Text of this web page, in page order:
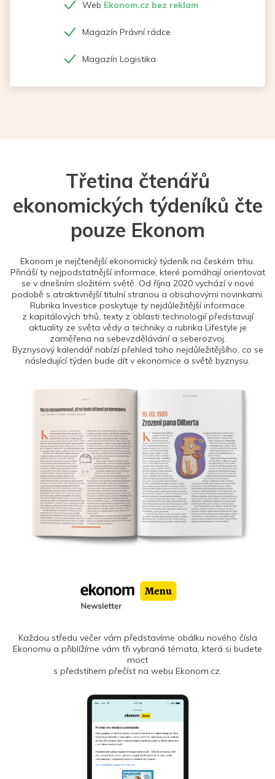
Web Ekonom.cz bez reklam
Magazín Právní rádce
Magazín Logistika
Třetina čtenářů
ekonomických týdeníků čte
pouze Ekonom
Ekonom je nejčtenější ekonomický týdeník na českém trhu.
Přináší ty nejpodstatnější informace, které pomáhají orientovat
se v dnešním složitém světě. Od října 2020 vychází v nové
podobě s atraktivnější titulní stranou a obsahovými novinkami.
Rubrika Investice poskytuje ty nejdůležitější informace
z kapitálových trhů, texty z oblasti technologií představují
aktuality ze světa vědy a techniky a rubrika Lifestyle je
zaměřena na sebevzdělávání a seberozvoj.
Byznysový kalendář nabízí přehled toho nejdůležitějšího, co se
následující týden bude dít v ekonomice a světě byznysu.
Každou středu večer vám představíme obálku nového čísla
Ekonomu a přiblížíme vám tři vybraná témata, která si budete
moct
s předstihem přečíst na webu Ekonom.cz.